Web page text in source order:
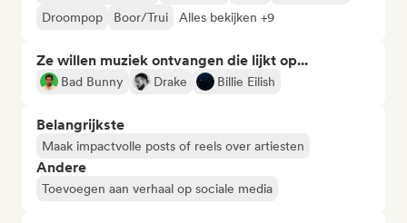
Droompop
Boor/Trui Alles bekijken +9
Ze willen muziek ontvangen die lijkt op...
Bad Bunny Drake Billie Eilish
Belangrijkste
Maak impactvolle posts of reels over artiesten
Andere
Toevoegen aan verhaal op sociale media